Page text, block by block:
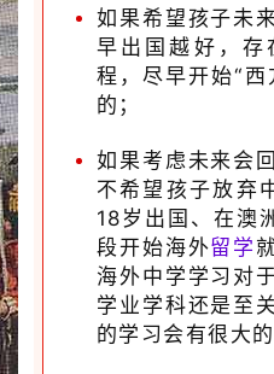
如果希望孩子未
早出国越好，存
程，尽早开始“
的；
如果考虑未来会
不希望孩子放弃
18岁出国、在澳
段开始海外留学
海外中学学习对
学业学科还是至
的学习会有很大的